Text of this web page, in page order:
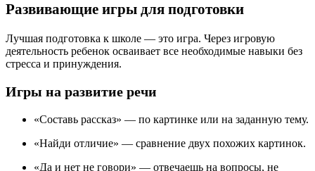
Развивающие игры для подготовки
Лучшая подготовка к школе — это игра. Через игровую
деятельность ребенок осваивает все необходимые навыки без
стресса и принуждения.
Игры на развитие речи
«Составь рассказ» — по картинке или на заданную тему.
«Найди отличие» — сравнение двух похожих картинок.
«Да и нет не говори» — отвечаешь на вопросы, не